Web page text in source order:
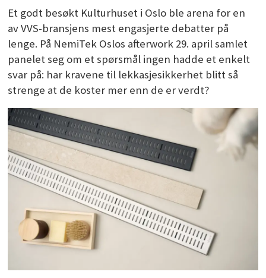
Et godt besøkt Kulturhuset i Oslo ble arena for en
av VVS-bransjens mest engasjerte debatter på
lenge. På NemiTek Oslos afterwork 29. april samlet
panelet seg om et spørsmål ingen hadde et enkelt
svar på: har kravene til lekkasjesikkerhet blitt så
strenge at de koster mer enn de er verdt?